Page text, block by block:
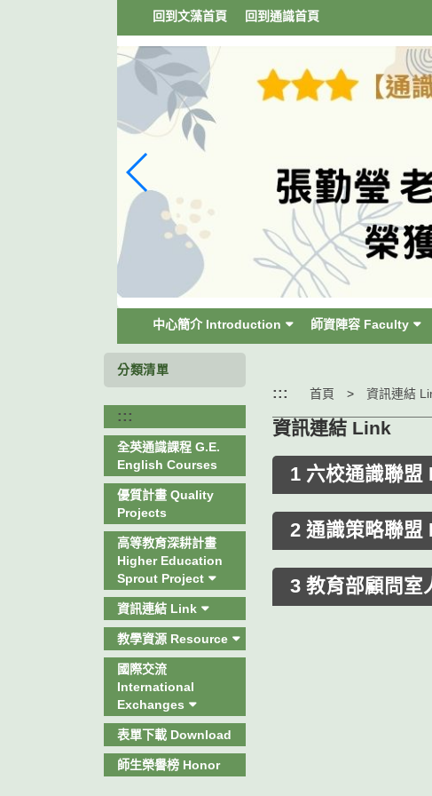
回到文藻首頁 回到通識首頁
中心簡介 Introduction 師資陣容 Faculty
分類清單
:::
全英通識課程 G.E.
English Courses
優質計畫 Quality
Projects
高等教育深耕計畫
Higher Education
Sprout Project
資訊連結 Link
教學資源 Resource
國際交流
International
Exchanges
表單下載 Download
師生榮譽榜 Honor
::: 首頁 資訊連結
資訊連結 Link
1 六校通識聯
2 通識策略聯
3 教育部顧問